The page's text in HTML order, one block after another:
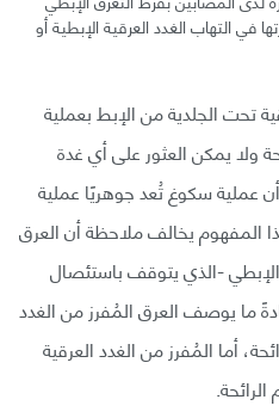
في التهاب الغدد العرقية الإبطية أو
تحت الجلدية من الإبط بعملية
ولا يمكن العثور على أي غدة
أن عملية سكوغ تُعد جوهريًا عملية
المفهوم يخالف ملاحظة أن العرق
الإبطي -الذي يتوقف باستئصال
ما يوصف العرق المُفرز من الغدد
أما المُفرز من الغدد العرقية